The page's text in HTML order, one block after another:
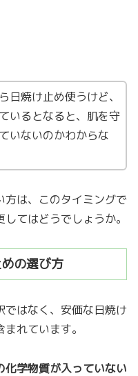
日焼け止め使うけど、
いるとなると、肌を守
いないのかわからな
は、このタイミングで
てはどうでしょうか。
の選び方
ではなく、安価な日焼け
れています。
化学物質が入っていない